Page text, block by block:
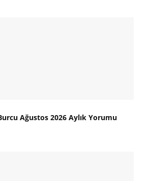
Ağustos 2026 Aylık Yorumu